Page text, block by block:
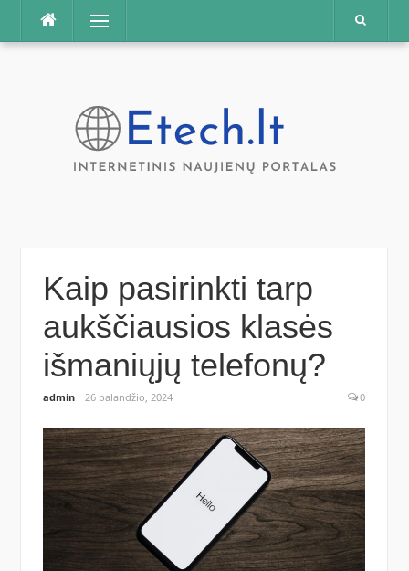
Praleisti
Meniu
Kaip pasirinkti tarp
aukščiausios klasės
išmaniųjų telefonų?
admin 26 balandžio, 2024 0